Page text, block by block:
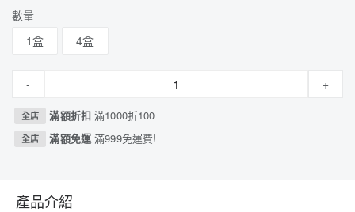
數量
1盒
4盒
- +
全店 滿額折扣滿1000折100
全店 滿額免運滿999免運費!
產品介紹